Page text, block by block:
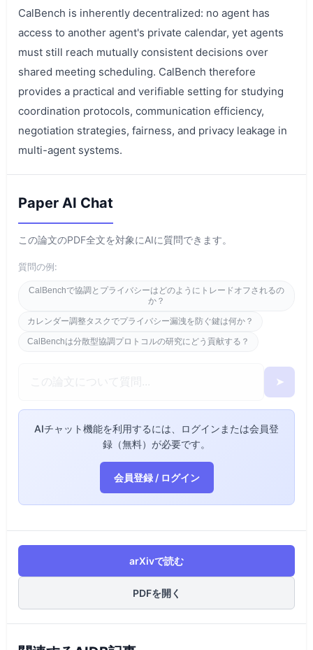
CalBench is inherently decentralized: no agent has
access to another agent's private calendar, yet agents
must still reach mutually consistent decisions over
shared meeting scheduling. CalBench therefore
provides a practical and verifiable setting for studying
coordination protocols, communication efficiency,
negotiation strategies, fairness, and privacy leakage in
multi-agent systems.
Paper AI Chat
この論文のPDF全文を対象にAIに質問できます。
質問の例:
CalBenchで協調とプライバシーはどのようにトレードオフされるの
か？
カレンダー調整タスクでプライバシー漏洩を防ぐ鍵は何か？
CalBenchは分散型協調プロトコルの研究にどう貢献する？
➤
AIチャット機能を利用するには、ログインまたは会員登
録（無料）が必要です。
会員登録 / ログイン
arXivで読む
PDFを開く